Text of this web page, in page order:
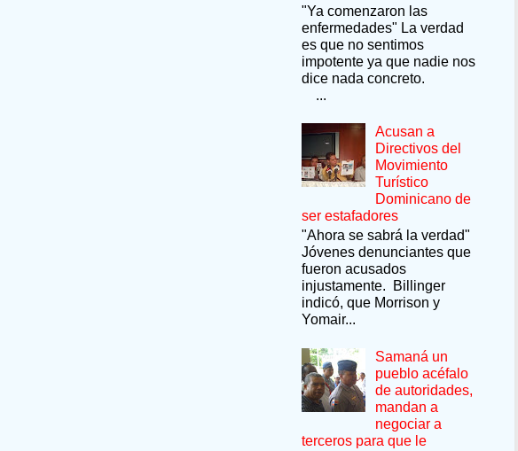
"Ya comenzaron las
enfermedades" La verdad
es que no sentimos
impotente ya que nadie nos
dice nada concreto.
...
Acusan a
Directivos del
Movimiento
Turístico
Dominicano de
ser estafadores
"Ahora se sabrá la verdad"
Jóvenes denunciantes que
fueron acusados
injustamente. Billinger
indicó, que Morrison y
Yomair...
Samaná un
pueblo acéfalo
de autoridades,
mandan a
negociar a
terceros para que le